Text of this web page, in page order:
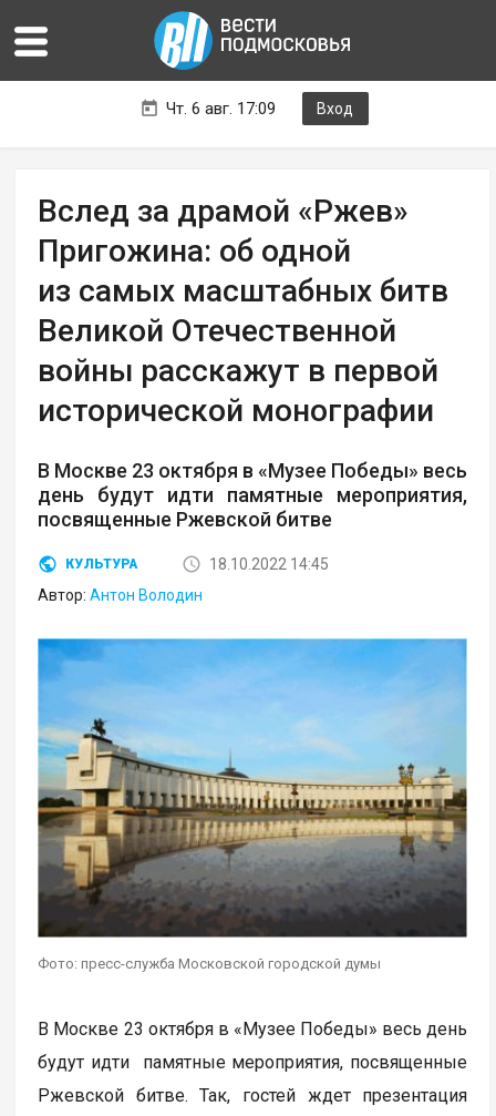
Чт. 6 авг. 17:09 Вход
Вслед за драмой «Ржев»
Пригожина: об одной
из самых масштабных битв
Великой Отечественной
войны расскажут в первой
исторической монографии
В Москве 23 октября в «Музее Победы» весь
день будут идти памятные мероприятия,
посвященные Ржевской битве
КУЛЬТУРА
18.10.2022 14:45
Автор:Антон Володин
Фото: пресс-служба Московской городской думы
В Москве 23 октября в «Музее Победы» весь день
будут идти памятные мероприятия, посвященные
Ржевской битве. Так, гостей ждет презентация